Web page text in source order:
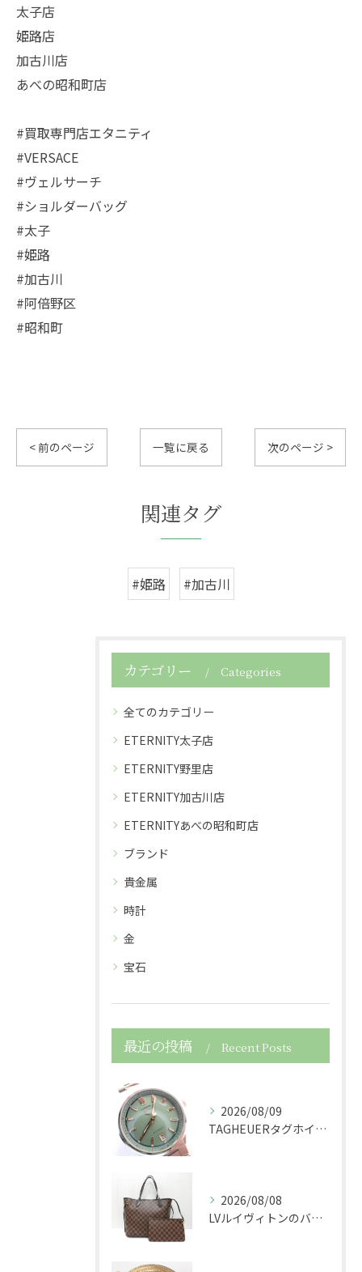
太子店
姫路店
加古川店
あべの昭和町店
#買取専門店エタニティ
#VERSACE
#ヴェルサーチ
#ショルダーバッグ
#太子
#姫路
#加古川
#阿倍野区
#昭和町
< 前のページ 一覧に戻る 次のページ >
関連タグ
#姫路 #加古川
カテゴリー Categories
全てのカテゴリー
ETERNITY太子店
ETERNITY野里店
ETERNITY加古川店
ETERNITYあべの昭和町店
ブランド
貴金属
時計
金
宝石
最近の投稿 Recent Posts
2026/08/09
TAGHEUERタグホイヤーの時計カレラWBN2312自動巻...
2026/08/08
LVルイヴィトンのバッグダミエネヴァーフルショルダーバッグト...